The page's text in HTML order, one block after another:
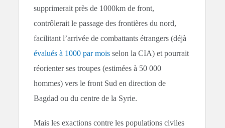
supprimerait près de 1000km de front,
contrôlerait le passage des frontières du nord,
facilitant l’arrivée de combattants étrangers (déjà
évalués à 1000 par mois selon la CIA) et pourrait
réorienter ses troupes (estimées à 50 000
hommes) vers le front Sud en direction de
Bagdad ou du centre de la Syrie.
Mais les exactions contre les populations civiles